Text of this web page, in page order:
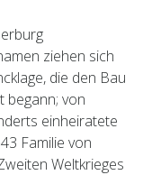
ziehen sich
die den Bau
begann; von
einheiratete
Familie von
Weltkrieges